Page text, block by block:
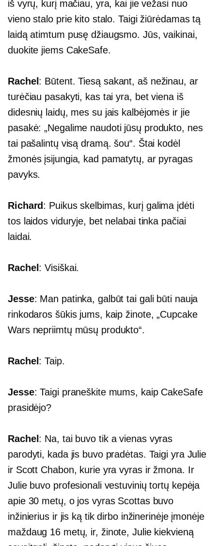
iš vyrų, kurį mačiau, yra, kai jie vežasi nuo
vieno stalo prie kito stalo. Taigi žiūrėdamas tą
laidą atimtum pusę džiaugsmo. Jūs, vaikinai,
duokite jiems CakeSafe.
Rachel : Būtent. Tiesą sakant, aš nežinau, ar
turėčiau pasakyti, kas tai yra, bet viena iš
didesnių laidų, mes su jais kalbėjomės ir jie
pasakė: „Negalime naudoti jūsų produkto, nes
tai pašalintų visą dramą. šou“. Štai kodėl
žmonės įsijungia, kad pamatytų, ar pyragas
pavyks.
Richard: Puikus skelbimas, kurį galima įdėti
tos laidos viduryje, bet nelabai tinka pačiai
laidai.
Rachel : Visiškai.
Jesse: Man patinka, galbūt tai gali būti nauja
rinkodaros šūkis jums, kaip žinote, „Cupcake
Wars nepriimtų mūsų produkto“.
Rachel : Taip.
Jesse: Taigi praneškite mums, kaip CakeSafe
prasidėjo?
Rachel : Na, tai buvo tik avienas vyras
parodyti, kada jis buvo pradėtas. Taigi yra Julie
ir Scott Chabon, kurie yra vyras ir žmona. Ir
Julie buvo profesionali vestuvinių tortų kepėja
apie 30 metų, o jos vyras Scottas buvo
inžinierius ir jis ką tik dirbo inžinerinėje įmonėje
maždaug 16 metų, ir, žinote, Julie kiekvieną